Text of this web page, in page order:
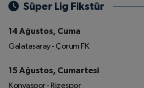
Süper Lig Fikstür
14 Ağustos, Cuma
Galatasaray - Çorum FK
15 Ağustos, Cumartesi
Konyaspor - Rizespor